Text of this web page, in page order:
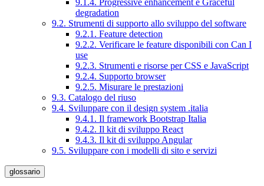
9.1.4. Progressive enhancement e Graceful
degradation
9.2. Strumenti di supporto allo sviluppo del software
9.2.1. Feature detection
9.2.2. Verificare le feature disponibili con Can I
use
9.2.3. Strumenti e risorse per CSS e JavaScript
9.2.4. Supporto browser
9.2.5. Misurare le prestazioni
9.3. Catalogo del riuso
9.4. Sviluppare con il design system .italia
9.4.1. Il framework Bootstrap Italia
9.4.2. Il kit di sviluppo React
9.4.3. Il kit di sviluppo Angular
9.5. Sviluppare con i modelli di sito e servizi
glossario